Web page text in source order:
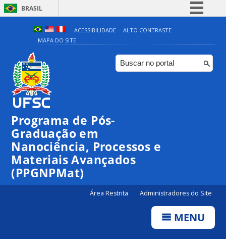
BRASIL
Simplifique!
Comunica BR
Participe
ACESSIBILIDADE
ALTO CONTRASTE
MAPA DO SITE
Programa de Pós-
Graduação em
Nanociência, Processos e
Materiais Avançados
(PPGNPMat)
Área Restrita Administradores do Site
MENU